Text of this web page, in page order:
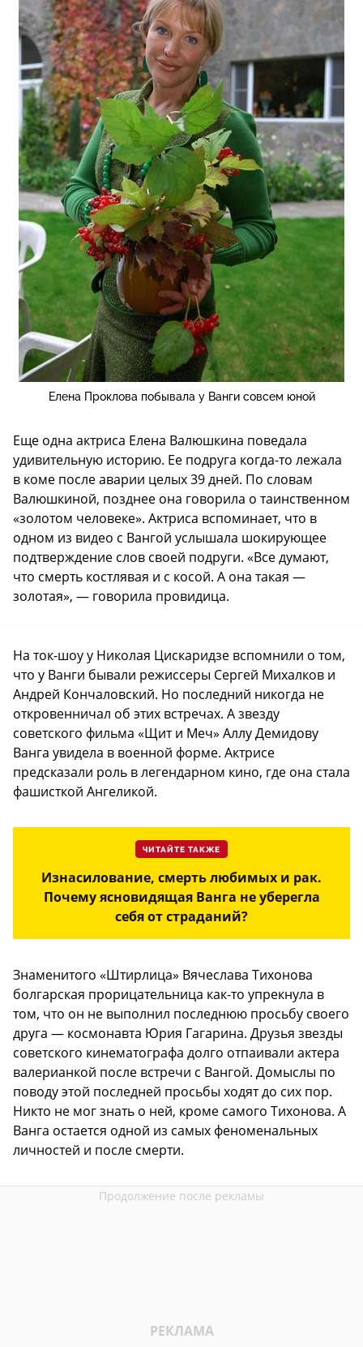
Елена Проклова побывала у Ванги совсем юной
Еще одна актриса Елена Валюшкина поведала
удивительную историю. Ее подруга когда-то лежала
в коме после аварии целых 39 дней. По словам
Валюшкиной, позднее она говорила о таинственном
«золотом человеке». Актриса вспоминает, что в
одном из видео с Вангой услышала шокирующее
подтверждение слов своей подруги. «Все думают,
что смерть костлявая и с косой. А она такая —
золотая», — говорила провидица.
На ток-шоу у Николая Цискаридзе вспомнили о том,
что у Ванги бывали режиссеры Сергей Михалков и
Андрей Кончаловский. Но последний никогда не
откровенничал об этих встречах. А звезду
советского фильма «Щит и Меч» Аллу Демидову
Ванга увидела в военной форме. Актрисе
предсказали роль в легендарном кино, где она стала
фашисткой Ангеликой.
ЧИТАЙТЕ ТАКЖЕ
Изнасилование, смерть любимых и рак.
Почему ясновидящая Ванга не уберегла
себя от страданий?
Знаменитого «Штирлица» Вячеслава Тихонова
болгарская прорицательница как-то упрекнула в
том, что он не выполнил последнюю просьбу своего
друга — космонавта Юрия Гагарина. Друзья звезды
советского кинематографа долго отпаивали актера
валерианкой после встречи с Вангой. Домыслы по
поводу этой последней просьбы ходят до сих пор.
Никто не мог знать о ней, кроме самого Тихонова. А
Ванга остается одной из самых феноменальных
личностей и после смерти.